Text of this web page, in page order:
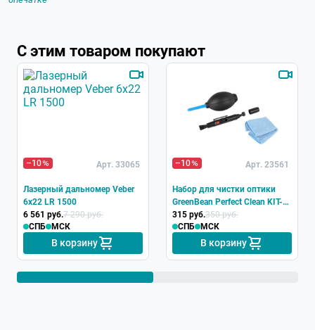
С этим товаром покупают
–10 Арт. 33065
Лазерный дальномер Veber
6x22 LR 1500
6 561 руб.7 290 руб.
СПБ
МСК
В корзину
–10 Арт. 23561
Набор для чистки оптики
GreenBean Perfect Clean KIT-
01
315 руб.350 руб.
СПБ
МСК
В корзину